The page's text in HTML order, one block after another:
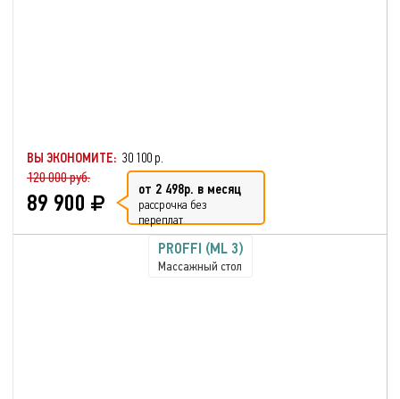
ВЫ ЭКОНОМИТЕ: 30 100 р.
120 000 руб.
89 900 от 2 498р. в месяц
рассрочка без
переплат
PROFFI (ML 3)
Массажный стол